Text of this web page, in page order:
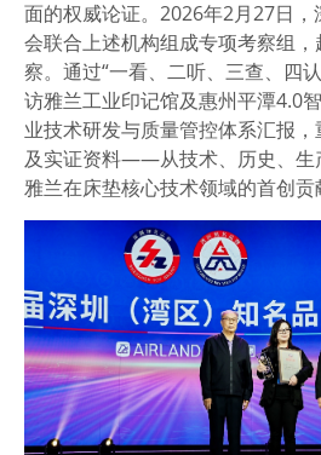
面的权威论证。2026年2月27日，
会联合上述机构组成专项考察组
察。通过“一看、二听、三查、四
访雅兰工业印记馆及惠州平潭4.0
业技术研发与质量管控体系汇报
及实证资料——从技术、历史、
雅兰在床垫核心技术领域的首创贡